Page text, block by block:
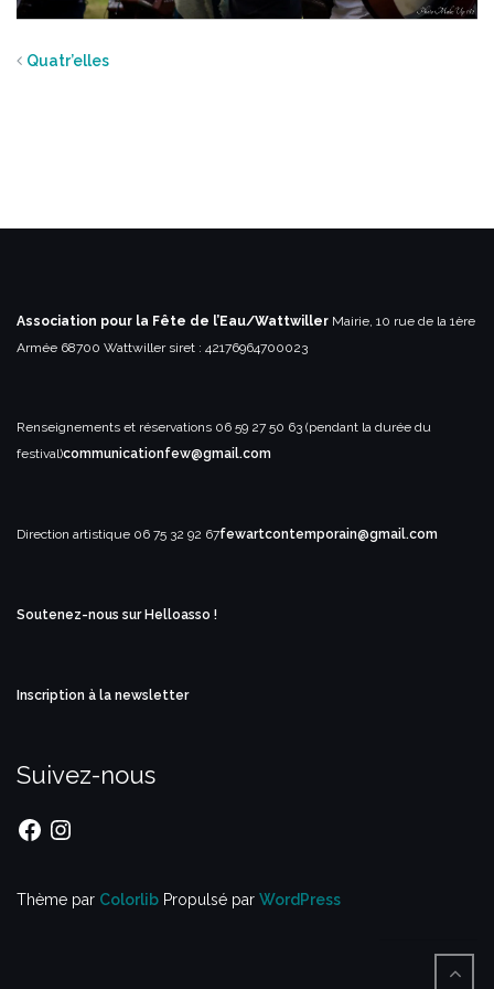
Quatr’elles
Association pour la Fête de l’Eau/Wattwiller Mairie, 10 rue de la 1ère
Armée 68700 Wattwillersiret : 42176964700023
Renseignements et réservations 06 59 27 50 63 (pendant la durée du
festival)communicationfew@gmail.com
Direction artistique 06 75 32 92 67fewartcontemporain@gmail.com
Soutenez-nous sur Helloasso !
Inscription à la newsletter
Suivez-nous
FacebookInstagram
Thème par Colorlib Propulsé par WordPress